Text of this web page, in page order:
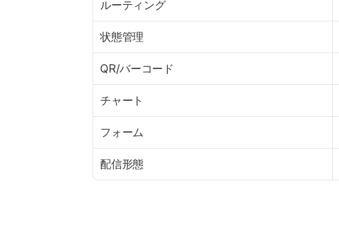
ルーティング
状態管理
QR/バーコード
チャート
フォーム
配信形態